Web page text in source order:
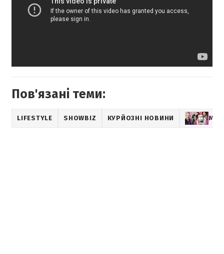
Пов'язані теми:
LIFESTYLE SHOWBIZ КУРЙОЗНІ НОВИНИ